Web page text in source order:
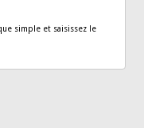
simple et saisissez le